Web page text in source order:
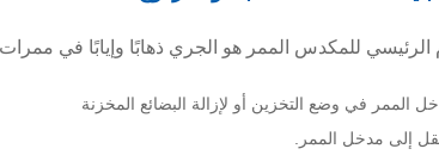
الرئيسي للمكدس الممر هو الجري ذهابًا وإيابًا في
الممر في وضع التخزين أو لإزالة البضائع المخزنة
إلى مدخل الممر.